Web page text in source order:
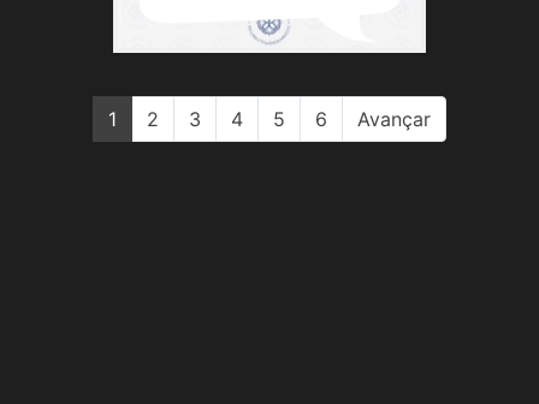
1 2 3 4 5 6 Avançar